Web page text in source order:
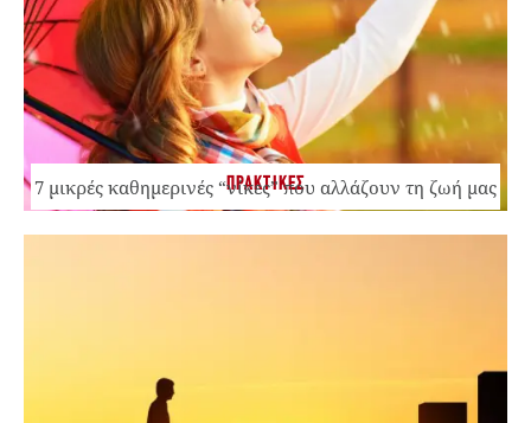
ΠΡΑΚΤΙΚΕΣ
7 μικρές καθημερινές “νίκες” που αλλάζουν τη ζωή μας